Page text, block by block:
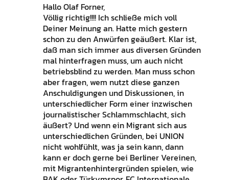
Hallo Olaf Forner,
Völlig richtig!!!! Ich schließe mich voll
Deiner Meinung an. Hatte mich gestern
schon zu den Anwürfen geäußert. Klar ist,
daß man sich immer aus diversen Gründen
mal hinterfragen muss, um auch nicht
betriebsblind zu werden. Man muss schon
aber fragen, wem nutzt diese ganzen
Anschuldigungen und Diskussionen, in
unterschiedlicher Form einer inzwischen
journalistischer Schlammschlacht, sich
äußert? Und wenn ein Migrant sich aus
unterschiedlichen Gründen, bei UNION
nicht wohlfühlt, was ja sein kann, dann
kann er doch gerne bei Berliner Vereinen,
mit Migrantenhintergründen spielen, wie